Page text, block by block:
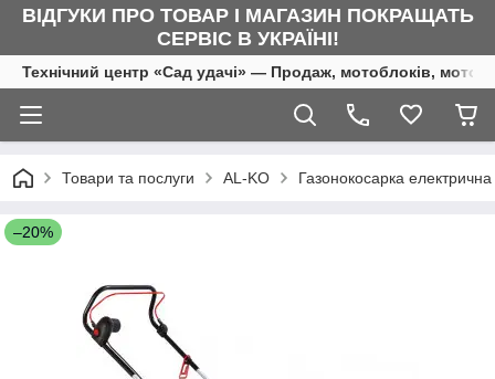
ВІДГУКИ ПРО ТОВАР І МАГАЗИН ПОКРАЩАТЬ
СЕРВІС В УКРАЇНІ!
Технічний центр «Сад удачі» — Продаж, мотоблоків,
Товари та послуги AL-KO Газонокосарка
–20%